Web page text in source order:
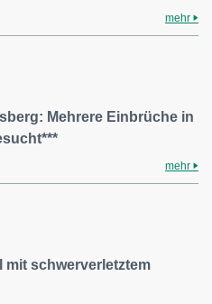
mehr
Mehrere Einbrüche in
mehr
mit schwerverletztem